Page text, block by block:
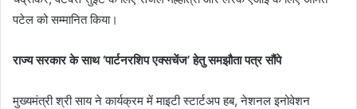
पटेल को सम्मानित किया।
राज्य सरकार के साथ ‘पार्टनरशिप एक्सचेंज’ हेतु समझौता पत्र सौंपे
मुख्यमंत्री श्री साय ने कार्यक्रम में माइटी स्टार्टअप हब, नेशनल इनोवेशन